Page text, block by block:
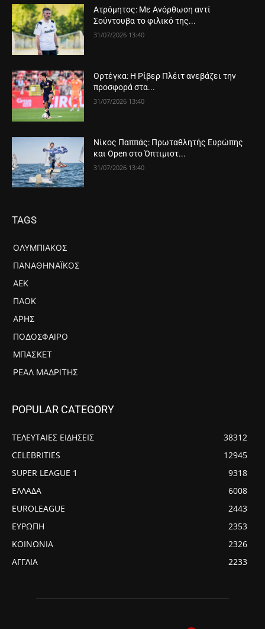
Ατρόμητος: Με Ανόρθωση αντί
Σούντουβα το φιλικό της...
31/07/2026 13:40
Ορτέγκα: Η Ρίβερ Πλέιτ ανεβάζει την
προσφορά στα...
31/07/2026 13:40
Νίκος Παππάς: Πρωταθλητής Ευρώπης
και Open στο Όπτιμιστ...
31/07/2026 13:40
TAGS
ΟΛΥΜΠΙΑΚΌΣ
ΠΑΝΑΘΗΝΑΪΚΌΣ
ΑΕΚ
ΠΑΟΚ
ΆΡΗΣ
ΠΟΔΌΣΦΑΙΡΟ
ΜΠΆΣΚΕΤ
ΡΕΆΛ ΜΑΔΡΊΤΗΣ
POPULAR CATEGORY
ΤΕΛΕΥΤΑΙΕΣ ΕΙΔΗΣΕΙΣ
38312
CELEBRITIES
12945
SUPER LEAGUE 1
9318
ΕΛΛΑΔΑ
6008
EUROLEAGUE
2443
ΕΥΡΩΠΗ
2353
ΚΟΙΝΩΝΙΑ
2326
ΑΓΓΛΙΑ
2233